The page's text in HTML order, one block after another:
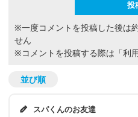
※一度コメントを投稿した後は
せん
※コメントを投稿する際は 「利
並び順
スパくんのお友達